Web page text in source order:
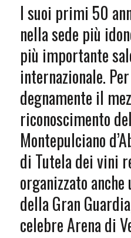
I suoi primi 50
nella sede più
più im­portante
internazionale.
degnamente il
riconoscimento
Montepulciano
di Tu­tela dei vini
organizzato
della Gran
celebre Arena di